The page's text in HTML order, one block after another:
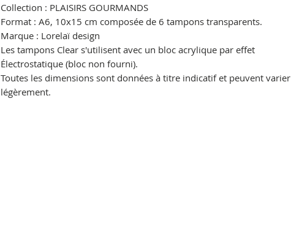
Collection : PLAISIRS GOURMANDS
Format : A6, 10x15 cm composée de 6 tampons transparents.
Marque : Lorelaï design
Les tampons Clear s'utilisent avec un bloc acrylique par effet
Électrostatique (bloc non fourni).
Toutes les dimensions sont données à titre indicatif et peuvent varier
légèrement.